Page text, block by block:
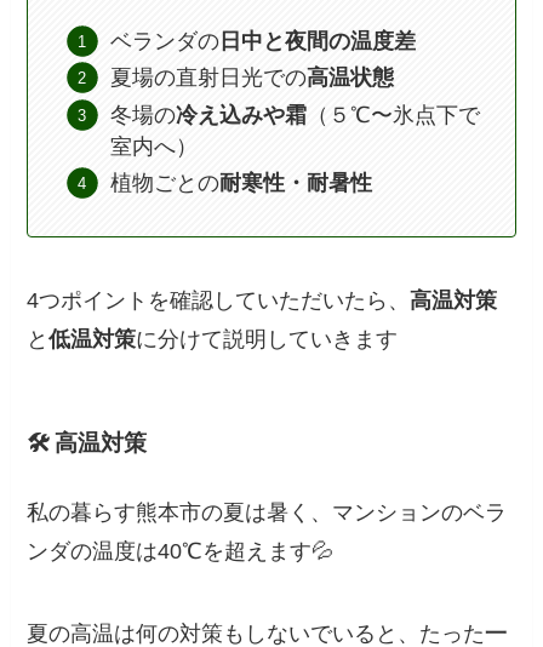
ベランダの日中と夜間の温度差
夏場の直射日光での高温状態
冬場の冷え込みや霜（５℃〜氷点下で
室内へ）
植物ごとの耐寒性・耐暑性
4つポイントを確認していただいたら、高温対策
と低温対策に分けて説明していきます
🛠 高温対策
私の暮らす熊本市の夏は暑く、マンションのベラ
ンダの温度は40℃を超えます💦
夏の高温は何の対策もしないでいると、たった一